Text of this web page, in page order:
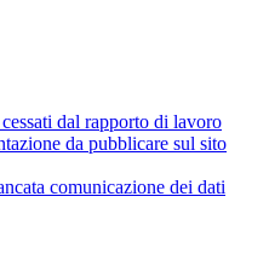
dal rapporto di lavoro
da pubblicare sul sito
comunicazione dei dati